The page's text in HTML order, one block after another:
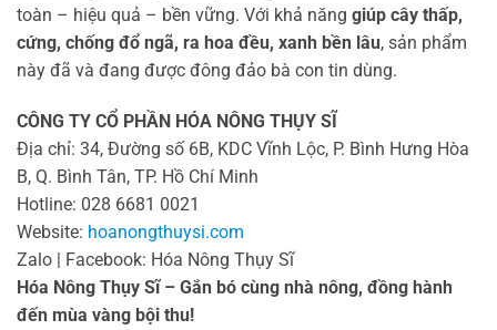
toàn – hiệu quả – bền vững. Với khả năng giúp cây thấp,
cứng, chống đổ ngã, ra hoa đều, xanh bền lâu, sản phẩm
này đã và đang được đông đảo bà con tin dùng.
CÔNG TY CỔ PHẦN HÓA NÔNG THỤY SĨ
Địa chỉ: 34, Đường số 6B, KDC Vĩnh Lộc, P. Bình Hưng Hòa
B, Q. Bình Tân, TP. Hồ Chí Minh
Hotline: 028 6681 0021
Website: hoanongthuysi.com
Zalo | Facebook: Hóa Nông Thụy Sĩ
Hóa Nông Thụy Sĩ – Gắn bó cùng nhà nông, đồng hành
đến mùa vàng bội thu!